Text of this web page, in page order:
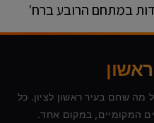
במתחם הרובע ברח'
ראשון
מה שחם בעיר ראשון לציון. כל
המקומיים, במקום אחד.